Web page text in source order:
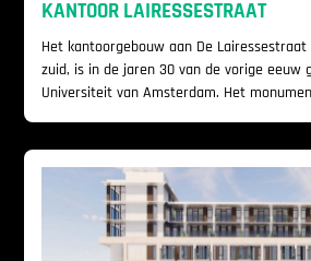
KANTOOR LAIRESSESTRAAT
Het kantoorgebouw aan De Lairessestraat
zuid, is in de jaren 30 van de vorige eeuw
Universiteit van Amsterdam. Het